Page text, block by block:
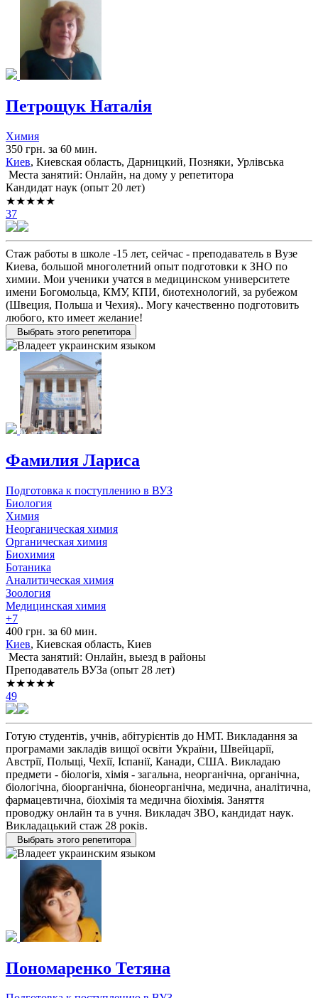
Петрощук Наталія
Химия
350 грн. за 60 мин.
Киев, Киевская область, Дарницкий, Позняки, Урлівська
Места занятий: Онлайн, на дому у репетитора
Кандидат наук (опыт 20 лет)
★★★★★
37
Стаж работы в школе -15 лет, сейчас - преподаватель в Вузе
Киева, большой многолетний опыт подготовки к ЗНО по
химии. Мои ученики учатся в медицинском университете
имени Богомольца, КМУ, КПИ, биотехнологий, за рубежом
(Швеция, Польша и Чехия).. Могу качественно подготовить
любого, кто имеет желание!
Выбрать этого репетитора
Фамилия Лариса
Подготовка к поступлению в ВУЗ
Биология
Химия
Неорганическая химия
Органическая химия
Биохимия
Ботаника
Аналитическая химия
Зоология
Медицинская химия
+7
400 грн. за 60 мин.
Киев, Киевская область, Киев
Места занятий: Онлайн, выезд в районы
Преподаватель ВУЗа (опыт 28 лет)
★★★★★
49
Готую студентів, учнів, абітурієнтів до НМТ. Викладання за
програмами закладів вищої освіти України, Швейцарії,
Австрії, Польщі, Чехії, Іспанії, Канади, США. Викладаю
предмети - біологія, хімія - загальна, неорганічна, органічна,
біологічна, біоорганічна, біонеорганічна, медична, аналітична,
фармацевтична, біохімія та медична біохімія. Заняття
проводжу онлайн та в учня. Викладач ЗВО, кандидат наук.
Викладацький стаж 28 років.
Выбрать этого репетитора
Пономаренко Тетяна